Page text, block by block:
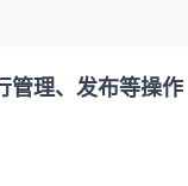
管理、发布等操作